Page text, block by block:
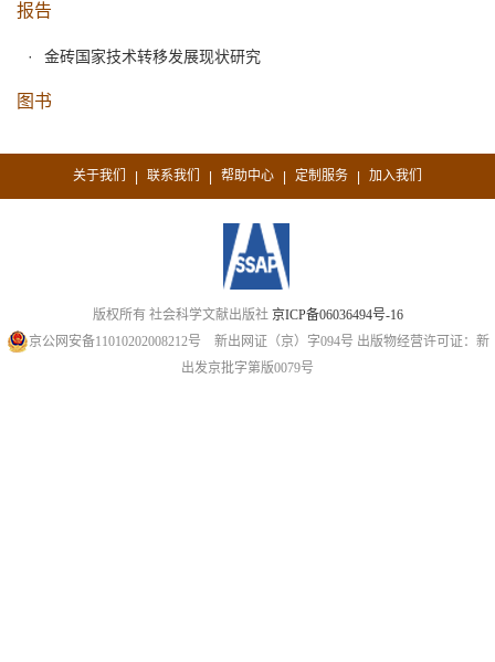
报告
金砖国家技术转移发展现状研究
图书
关于我们 | 联系我们 | 帮助中心 | 定制服务 | 加入我们
版权所有 社会科学文献出版社 京ICP备06036494号-16
京公网安备11010202008212号 新出网证（京）字094号 出版物经营许可证：新
出发京批字第版0079号